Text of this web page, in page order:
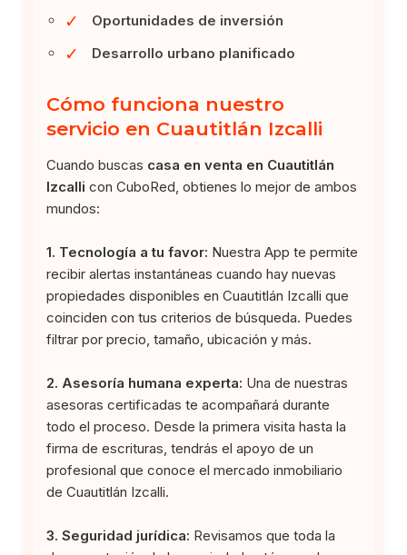
✓ Oportunidades de inversión
✓ Desarrollo urbano planificado
Cómo funciona nuestro
servicio en Cuautitlán Izcalli
Cuando buscas casa en venta en Cuautitlán
Izcalli con CuboRed, obtienes lo mejor de ambos
mundos:
1. Tecnología a tu favor: Nuestra App te permite
recibir alertas instantáneas cuando hay nuevas
propiedades disponibles en Cuautitlán Izcalli que
coinciden con tus criterios de búsqueda. Puedes
filtrar por precio, tamaño, ubicación y más.
2. Asesoría humana experta: Una de nuestras
asesoras certificadas te acompañará durante
todo el proceso. Desde la primera visita hasta la
firma de escrituras, tendrás el apoyo de un
profesional que conoce el mercado inmobiliario
de Cuautitlán Izcalli.
3. Seguridad jurídica: Revisamos que toda la